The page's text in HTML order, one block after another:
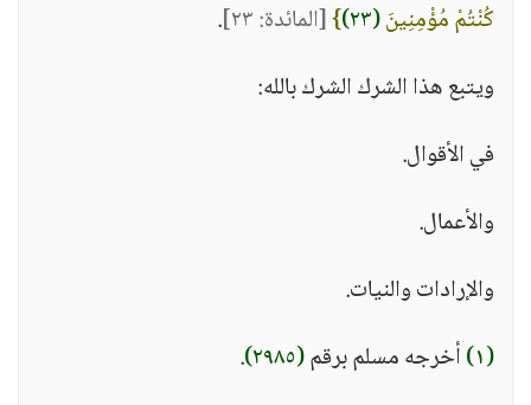
كُنْتُمْ مُؤْمِنِينَ(٢٣) }[المائدة: ٢٣]
.
ويتبع هذا الشرك الشرك بالله:
في الأقوال.
والأعمال.
والإرادات والنيات.
(١)
أخرجه مسلم برقم(٢٩٨٥) .